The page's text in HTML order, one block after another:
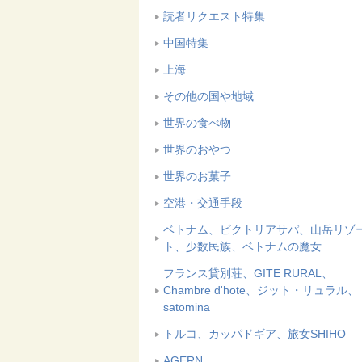
読者リクエスト特集
中国特集
上海
その他の国や地域
世界の食べ物
世界のおやつ
世界のお菓子
空港・交通手段
ベトナム、ビクトリアサパ、山岳リゾ
ト、少数民族、ベトナムの魔女
フランス貸別荘、GITE RURAL、
Chambre d'hote、ジット・リュラル、
satomina
トルコ、カッパドギア、旅女SHIHO